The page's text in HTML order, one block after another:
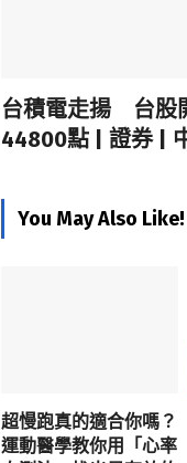
台積電走揚 台股
44800點 | 證券 |
You May Also Like!
超慢跑真的適合你嗎？
運動醫學教你用「心率